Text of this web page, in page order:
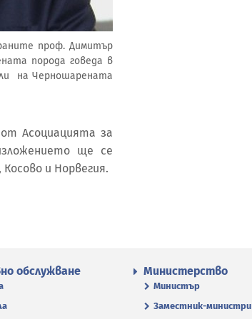
проф. Димитър
порода говеда в
на Черношарената
Асoциацията за
ще се
и Норвегия.
обслужване Министерство
Министър
Заместник-министри